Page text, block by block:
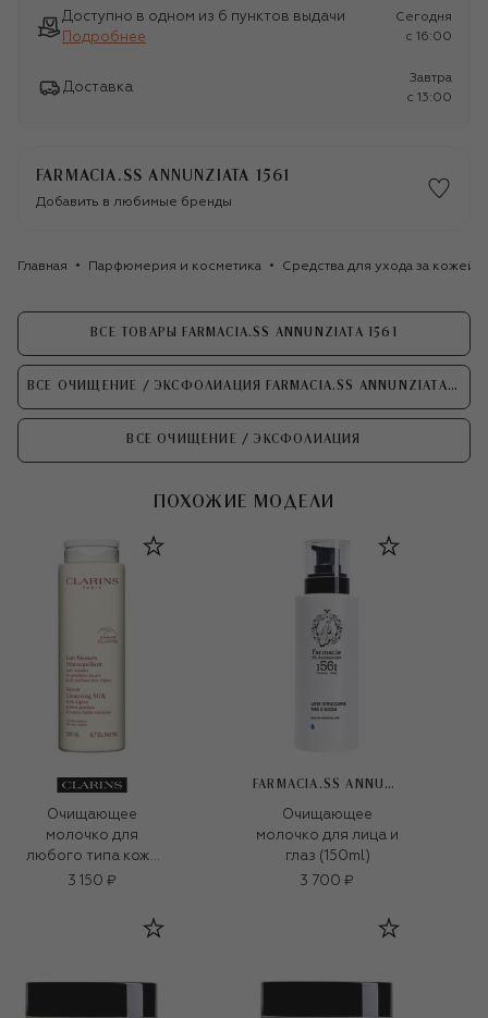
Доступно в одном из 6 пунктов выдачи
Подробнее
Сегодня
c 16:00
Доставка
Завтра
c 13:00
FARMACIA.SS ANNUNZIATA 1561
Добавить в любимые бренды
Главная Парфюмерия и косметика Средства для ухода за кожей
ВСЕ ТОВАРЫ FARMACIA.SS ANNUNZIATA 1561
ВСЕ ОЧИЩЕНИЕ / ЭКСФОЛИАЦИЯ FARMACIA.SS ANNUNZIATA 1561
ВСЕ ОЧИЩЕНИЕ / ЭКСФОЛИАЦИЯ
ПОХОЖИЕ МОДЕЛИ
Очищающее
молочко для
любого типа кожи
Lait Velours
3 150 ₽
FARMACIA.SS ANNUNZIATA 1561
Очищающее
молочко для лица и
глаз (150ml)
3 700 ₽